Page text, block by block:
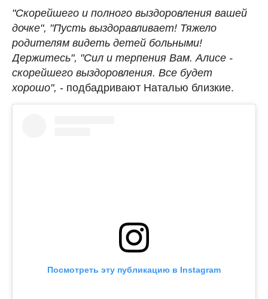
"Скорейшего и полного выздоровления вашей
дочке", "Пусть выздоравливает! Тяжело
родителям видеть детей больными!
Держитесь", "Сил и терпения Вам. Алисе -
скорейшего выздоровления. Все будет
хорошо", - подбадривают Наталью близкие.
Посмотреть эту публикацию в Instagram